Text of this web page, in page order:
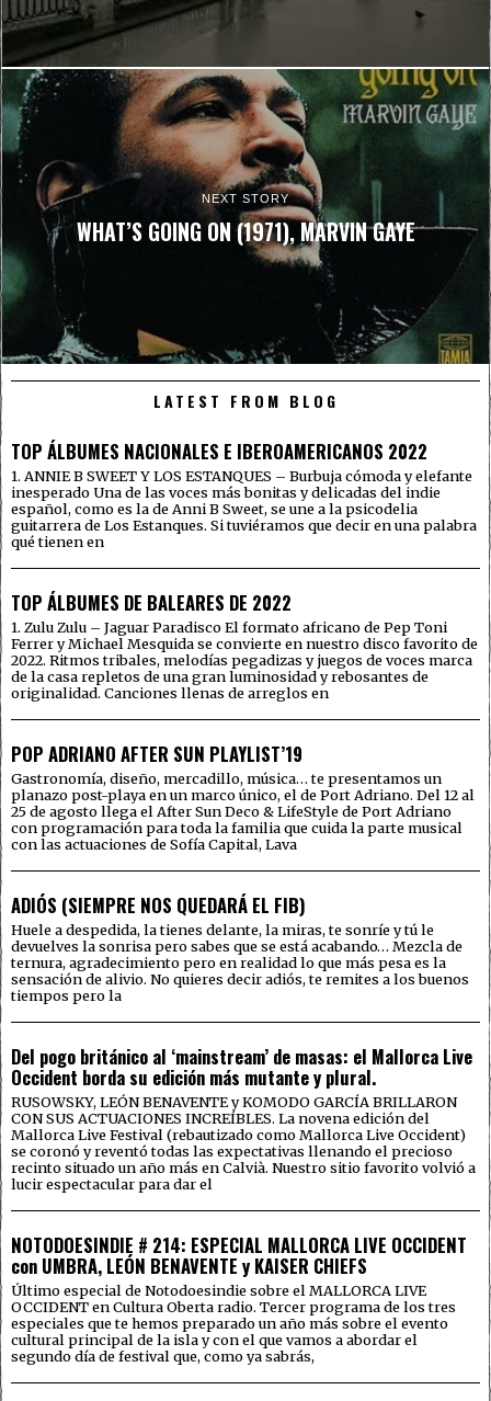
NEXT STORY
WHAT’S GOING ON (1971), MARVIN GAYE
LATEST FROM BLOG
TOP ÁLBUMES NACIONALES E IBEROAMERICANOS 2022
1. ANNIE B SWEET Y LOS ESTANQUES – Burbuja cómoda y elefante
inesperado Una de las voces más bonitas y delicadas del indie
español, como es la de Anni B Sweet, se une a la psicodelia
guitarrera de Los Estanques. Si tuviéramos que decir en una palabra
qué tienen en
TOP ÁLBUMES DE BALEARES DE 2022
1. Zulu Zulu – Jaguar Paradisco El formato africano de Pep Toni
Ferrer y Michael Mesquida se convierte en nuestro disco favorito de
2022. Ritmos tribales, melodías pegadizas y juegos de voces marca
de la casa repletos de una gran luminosidad y rebosantes de
originalidad. Canciones llenas de arreglos en
POP ADRIANO AFTER SUN PLAYLIST’19
Gastronomía, diseño, mercadillo, música… te presentamos un
planazo post-playa en un marco único, el de Port Adriano. Del 12 al
25 de agosto llega el After Sun Deco & LifeStyle de Port Adriano
con programación para toda la familia que cuida la parte musical
con las actuaciones de Sofía Capital, Lava
ADIÓS (SIEMPRE NOS QUEDARÁ EL FIB)
Huele a despedida, la tienes delante, la miras, te sonríe y tú le
devuelves la sonrisa pero sabes que se está acabando… Mezcla de
ternura, agradecimiento pero en realidad lo que más pesa es la
sensación de alivio. No quieres decir adiós, te remites a los buenos
tiempos pero la
Del pogo británico al ‘mainstream’ de masas: el Mallorca Live
Occident borda su edición más mutante y plural.
RUSOWSKY, LEÓN BENAVENTE y KOMODO GARCÍA BRILLARON
CON SUS ACTUACIONES INCREÍBLES. La novena edición del
Mallorca Live Festival (rebautizado como Mallorca Live Occident)
se coronó y reventó todas las expectativas llenando el precioso
recinto situado un año más en Calvià. Nuestro sitio favorito volvió a
lucir espectacular para dar el
NOTODOESINDIE # 214: ESPECIAL MALLORCA LIVE OCCIDENT
con UMBRA, LEÓN BENAVENTE y KAISER CHIEFS
Último especial de Notodoesindie sobre el MALLORCA LIVE
OCCIDENT en Cultura Oberta radio. Tercer programa de los tres
especiales que te hemos preparado un año más sobre el evento
cultural principal de la isla y con el que vamos a abordar el
segundo día de festival que, como ya sabrás,